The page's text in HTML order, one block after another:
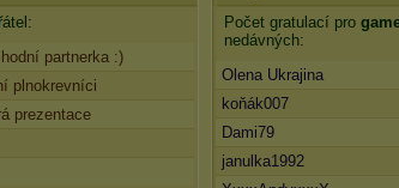
partnerka :)
plnokrevníci
prezentace
Počet gratulací pro
nedávných:
Olena Ukrajina
koňák007
Dami79
janulka1992